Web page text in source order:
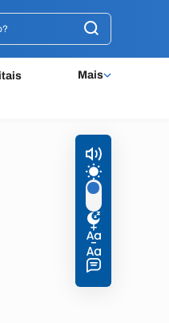
Mais